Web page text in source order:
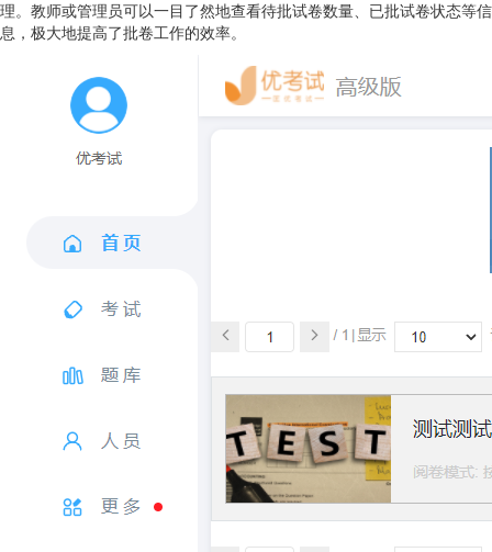
理。教师或管理员可以一目了然地查看待批试卷数量、已批试卷状态等信
息，极大地提高了批卷工作的效率。